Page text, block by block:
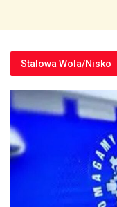
Stalowa Wola/Nisko